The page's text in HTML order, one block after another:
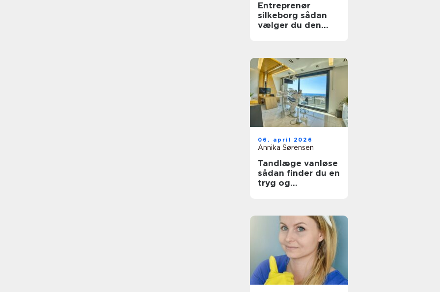
Entreprenør
silkeborg sådan
vælger du den
06. april 2026
Annika Sørensen
Tandlæge vanløse
sådan finder du en
tryg og